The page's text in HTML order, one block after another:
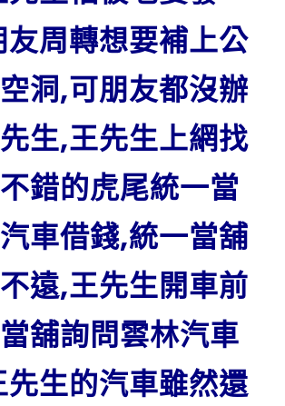
周轉想要補上公
洞,可朋友都沒辦
生,王先生上網找
錯的虎尾統一當
車借錢,統一當舖
遠,王先生開車前
舖詢問雲林汽車
生的汽車雖然還